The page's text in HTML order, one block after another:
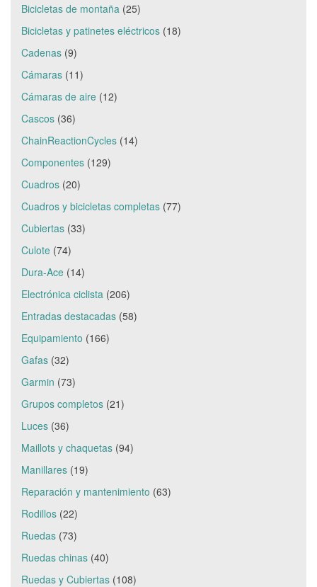
Bicicletas de montaña (25)
Bicicletas y patinetes eléctricos (18)
Cadenas (9)
Cámaras (11)
Cámaras de aire (12)
Cascos (36)
ChainReactionCycles (14)
Componentes (129)
Cuadros (20)
Cuadros y bicicletas completas (77)
Cubiertas (33)
Culote (74)
Dura-Ace (14)
Electrónica ciclista (206)
Entradas destacadas (58)
Equipamiento (166)
Gafas (32)
Garmin (73)
Grupos completos (21)
Luces (36)
Maillots y chaquetas (94)
Manillares (19)
Reparación y mantenimiento (63)
Rodillos (22)
Ruedas (73)
Ruedas chinas (40)
Ruedas y Cubiertas (108)